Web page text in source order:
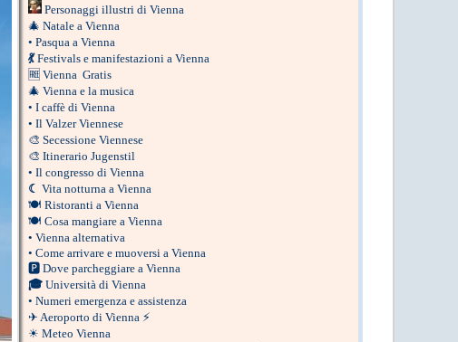
Personaggi illustri di Vienna
🎄 Natale a Vienna
• Pasqua a Vienna
💃 Festivals e manifestazioni a Vienna
🆓 Vienna Gratis
🎄 Vienna e la musica
• I caffè di Vienna
• Il Valzer Viennese
🎨 Secessione Viennese
🎨 Itinerario Jugenstil
• Il congresso di Vienna
☾ Vita notturna a Vienna
🍽 Ristoranti a Vienna
🍽 Cosa mangiare a Vienna
• Vienna alternativa
• Come arrivare e muoversi a Vienna
🅿 Dove parcheggiare a Vienna
🎓 Università di Vienna
• Numeri emergenza e assistenza
✈ Aeroporto di Vienna ⚡
☀ Meteo Vienna